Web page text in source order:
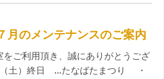
月のメンテナンスのご案内
をご利用頂き、誠にありがとうござ
土）終日 …たなばたまつり ・